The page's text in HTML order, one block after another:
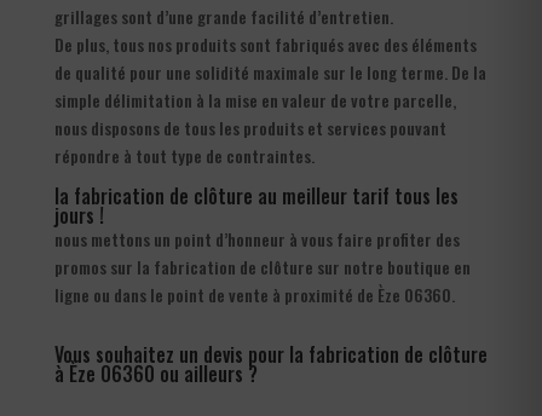
grillages sont d’une grande facilité d’entretien.
De plus, tous nos produits sont fabriqués avec des éléments
de qualité pour une solidité maximale sur le long terme. De la
simple délimitation à la mise en valeur de votre parcelle,
nous disposons de tous les produits et services pouvant
répondre à tout type de contraintes.
la fabrication de clôture au meilleur tarif tous les
jours !
nous mettons un point d’honneur à vous faire profiter des
promos sur la fabrication de clôture sur notre boutique en
ligne ou dans le point de vente à proximité de Èze 06360.
Vous souhaitez un devis pour la fabrication de clôture
à Èze 06360 ou ailleurs ?